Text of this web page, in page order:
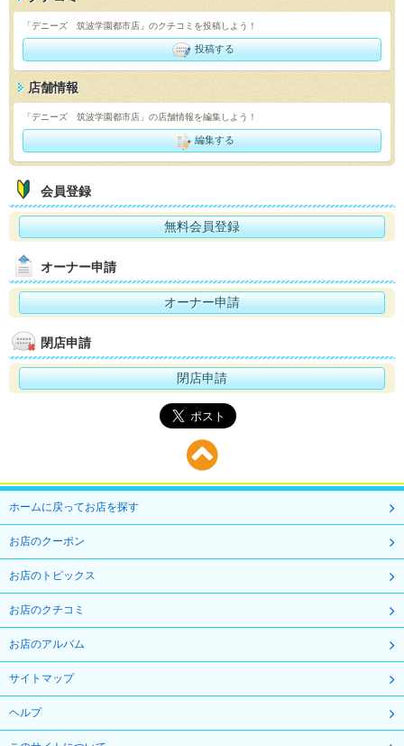
「デニーズ 筑波学園都市店」のクチコミを投稿しよう！
投稿する
店舗情報
「デニーズ 筑波学園都市店」の店舗情報を編集しよう！
編集する
会員登録
無料会員登録
オーナー申請
オーナー申請
閉店申請
閉店申請
ホームに戻ってお店を探す
お店のクーポン
お店のトピックス
お店のクチコミ
お店のアルバム
サイトマップ
ヘルプ